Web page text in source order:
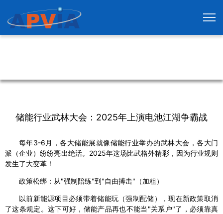
储能行业武林大会：2025年上演电池江湖争霸战
每年3-6月，各大储能展就像储能行业举办的武林大会，各大门
派（企业）纷纷亮出绝活。2025年这场比武格外精彩，因为行业规则
发生了大变革！
政策松绑：从"强制陪练"到"自由搏击"（加粗）
以前新能源项目必须带着储能玩（强制配储），现在新政策取消
了这条规定。这下可好，储能产品再也不能当"关系户"了，必须靠真